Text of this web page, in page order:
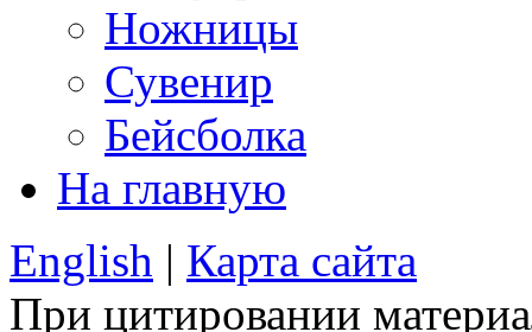
Ножницы
Сувенир
Бейсболка
На главную
English | Карта сайта
При цитировании